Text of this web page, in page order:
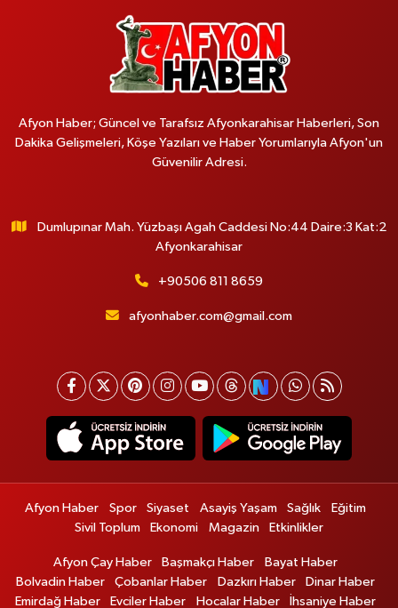
Afyon Haber; Güncel ve Tarafsız Afyonkarahisar Haberleri, Son
Dakika Gelişmeleri, Köşe Yazıları ve Haber Yorumlarıyla Afyon'un
Güvenilir Adresi.
Dumlupınar Mah. Yüzbaşı Agah Caddesi No:44 Daire:3 Kat:2
Afyonkarahisar
+90506 811 8659
afyonhaber.com@gmail.com
Afyon Haber Spor Siyaset Asayiş Yaşam Sağlık
Eğitim
Sivil Toplum
Ekonomi Magazin Etkinlikler
Afyon Çay Haber Başmakçı Haber
Bayat Haber
Bolvadin Haber
Çobanlar Haber Dazkırı Haber
Dinar Haber
Emirdağ Haber
Evciler Haber Hocalar Haber İhsaniye Haber